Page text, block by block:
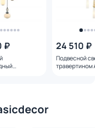
₽ 24 510 ₽
Подвесной
травертином